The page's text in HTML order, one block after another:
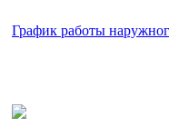
График работы